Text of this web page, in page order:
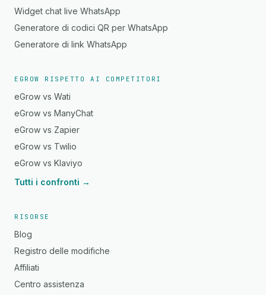
Widget chat live WhatsApp
Generatore di codici QR per WhatsApp
Generatore di link WhatsApp
EGROW RISPETTO AI COMPETITORI
eGrow vs Wati
eGrow vs ManyChat
eGrow vs Zapier
eGrow vs Twilio
eGrow vs Klaviyo
Tutti i confronti →
RISORSE
Blog
Registro delle modifiche
Affiliati
Centro assistenza